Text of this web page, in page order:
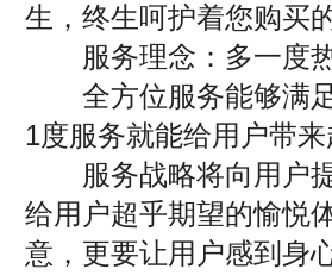
生，终生呵护着您购买
服务理念：多一度热
全方位服务能够满足
1度服务就能给用户带
服务战略将向用户提
给用户超乎期望的愉悦
意，更要让用户感到身